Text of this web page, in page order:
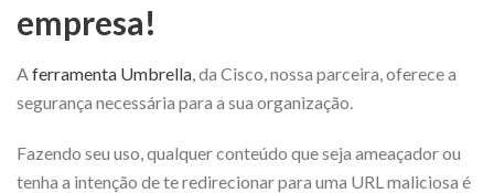
empresa!
A ferramenta Umbrella , da Cisco, nossa parceira, oferece a
segurança necessária para a sua organização.
Fazendo seu uso, qualquer conteúdo que seja ameaçador ou
tenha a intenção de te redirecionar para uma URL maliciosa é